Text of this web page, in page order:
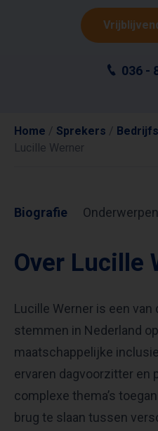
036 -
Home / Sprekers /
Lucille Werner
Biografie Onderwerpen
Over Lucille
Lucille Werner is een
stemmen in Nederland
maatschappelijke
ervaren dagvoorzitter en
complexe thema’s
brug te slaan tussen